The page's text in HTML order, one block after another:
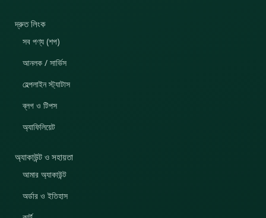
দ্রুত লিংক
সব পণ্য (শপ)
আনলক / সার্ভিস
হেল্পলাইন স্ট্যাটাস
ব্লগ ও টিপস
অ্যাফিলিয়েট
অ্যাকাউন্ট ও সহায়তা
আমার অ্যাকাউন্ট
অর্ডার ও ইতিহাস